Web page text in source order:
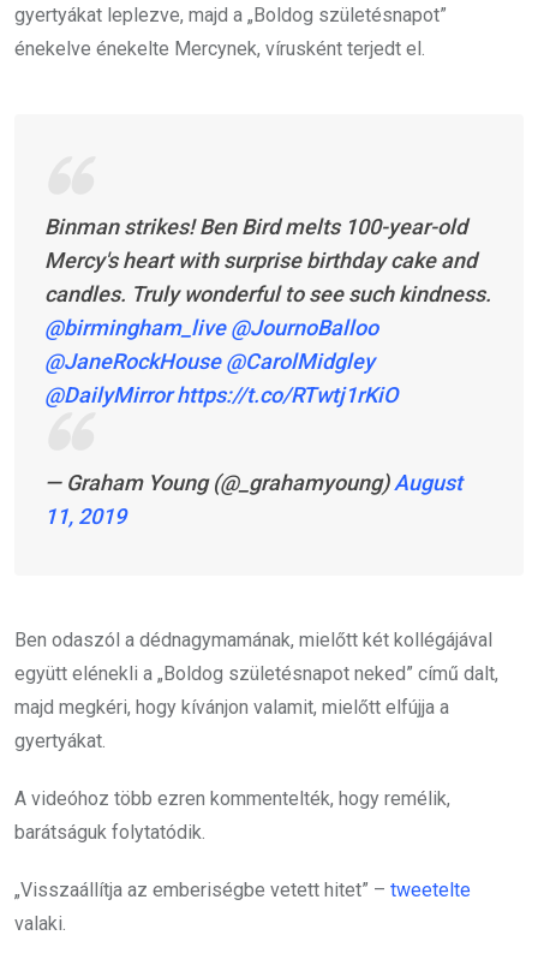
gyertyákat leplezve, majd a „Boldog születésnapot”
énekelve énekelte Mercynek, vírusként terjedt el.
Binman strikes! Ben Bird melts 100-year-old
Mercy's heart with surprise birthday cake and
candles. Truly wonderful to see such kindness.
@birmingham_live @JournoBalloo
@JaneRockHouse @CarolMidgley
@DailyMirror https://t.co/RTwtj1rKiO
— Graham Young (@_grahamyoung)August
11, 2019
Ben odaszól a dédnagymamának, mielőtt két kollégájával
együtt elénekli a „Boldog születésnapot neked” című dalt,
majd megkéri, hogy kívánjon valamit, mielőtt elfújja a
gyertyákat.
A videóhoz több ezren kommentelték, hogy remélik,
barátságuk folytatódik.
„Visszaállítja az emberiségbe vetett hitet” – tweetelte
valaki.